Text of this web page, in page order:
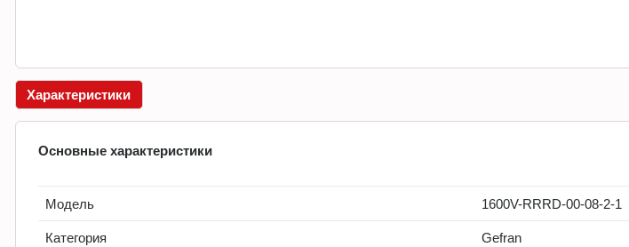
Характеристики
Основные характеристики
Модель 1600V-RRRD-00-08-2-1
Категория Gefran